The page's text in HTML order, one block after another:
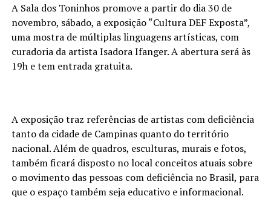
A Sala dos Toninhos promove a partir do dia 30 de
novembro, sábado, a exposição “Cultura DEF Exposta”,
uma mostra de múltiplas linguagens artísticas, com
curadoria da artista Isadora Ifanger. A abertura será às
19h e tem entrada gratuita.
A exposição traz referências de artistas com deficiência
tanto da cidade de Campinas quanto do território
nacional. Além de quadros, esculturas, murais e fotos,
também ficará disposto no local conceitos atuais sobre
o movimento das pessoas com deficiência no Brasil, para
que o espaço também seja educativo e informacional.